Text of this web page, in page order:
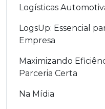
Logísticas
LogsUp: Essencial
Empresa
Maximizando
Parceria Certa
Na Mídia